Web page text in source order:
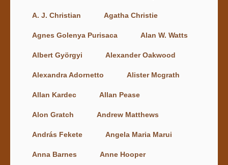
A. J. Christian Agatha Christie
Agnes Golenya Purisaca Alan W. Watts
Albert Györgyi Alexander Oakwood
Alexandra Adornetto Alister Mcgrath
Allan Kardec Allan Pease
Alon Gratch Andrew Matthews
András Fekete Angela Maria Marui
Anna Barnes Anne Hooper